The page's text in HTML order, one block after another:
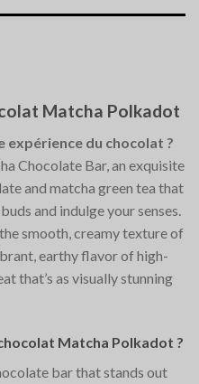
Matcha Polkadot
du chocolat ?
Chocolate Bar, an exquisite
and matcha green tea that
and indulge your senses.
smooth, creamy texture of
earthy flavor of high-
that’s as visually stunning
Matcha Polkadot ?
bar that stands out